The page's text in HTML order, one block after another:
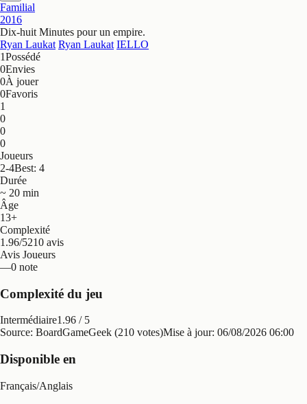
Familial
2016
Dix-huit Minutes pour un empire.
Ryan Laukat Ryan Laukat IELLO
1Possédé
0Envies
0À jouer
0Favoris
1
0
0
0
Joueurs
2-4Best: 4
Durée
~ 20 min
Âge
13+
Complexité
1.96/5210 avis
Avis Joueurs
—0 note
Complexité du jeu
Intermédiaire1.96 / 5
Source: BoardGameGeek (210 votes)Mise à jour: 06/08/2026 06:00
Disponible en
Français/Anglais